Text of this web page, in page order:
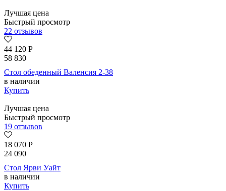
Лучшая цена
Быстрый просмотр
22 отзывов
44 120 Р
58 830
Стол обеденный Валенсия 2-38
в наличии
Купить
Лучшая цена
Быстрый просмотр
19 отзывов
18 070 Р
24 090
Стол Ярви Уайт
в наличии
Купить